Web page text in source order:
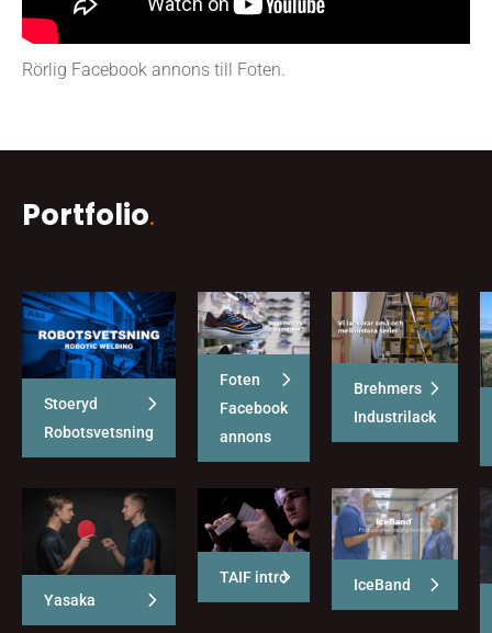
Rörlig Facebook annons till Foten.
Portfolio.
Stoeryd
Robotsvetsning
Foten
Facebook
annons
Brehmers
Industrilack
Yasaka
TAIF intro IceBand